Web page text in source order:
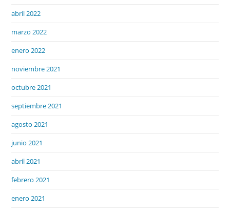
abril 2022
marzo 2022
enero 2022
noviembre 2021
octubre 2021
septiembre 2021
agosto 2021
junio 2021
abril 2021
febrero 2021
enero 2021